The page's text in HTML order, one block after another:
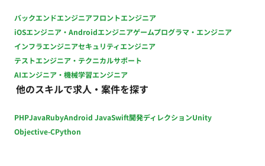
バックエンドエンジニアフロントエンジニア
iOSエンジニア・Androidエンジニアゲームプログラマ・エンジニア
インフラエンジニアセキュリティエンジニア
テストエンジニア・テクニカルサポート
AIエンジニア・機械学習エンジニア
他のスキルで求人・案件を探す
PHPJavaRubyAndroid JavaSwift開発ディレクションUnity
Objective-CPython